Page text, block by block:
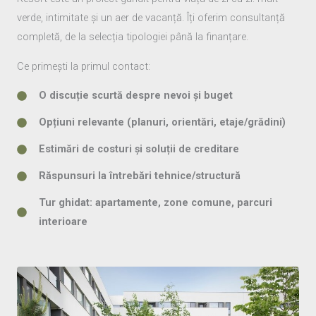
verde, intimitate și un aer de vacanță. Îți oferim consultanță
completă, de la selecția tipologiei până la finanțare.
Ce primești la primul contact:
O discuție scurtă despre nevoi și buget
Opțiuni relevante (planuri, orientări, etaje/grădini)
Estimări de costuri și soluții de creditare
Răspunsuri la întrebări tehnice/structură
Tur ghidat: apartamente, zone comune, parcuri
interioare